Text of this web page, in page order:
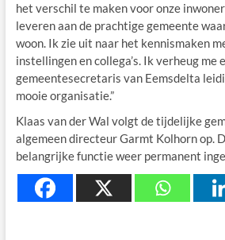
het verschil te maken voor onze
leveren aan de prachtige gemeente
woon. Ik zie uit naar het kennismaken
instellingen en collega’s. Ik verheug me
gemeentesecretaris van Eemsdelta
mooie organisatie.”
Klaas van der Wal volgt de tijdelijke
algemeen directeur Garmt Kolhorn op.
belangrijke functie weer permanent